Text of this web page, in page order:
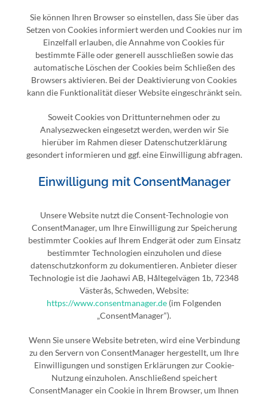
Sie können Ihren Browser so einstellen, dass Sie über das
Setzen von Cookies informiert werden und Cookies nur im
Einzelfall erlauben, die Annahme von Cookies für
bestimmte Fälle oder generell ausschließen sowie das
automatische Löschen der Cookies beim Schließen des
Browsers aktivieren. Bei der Deaktivierung von Cookies
kann die Funktionalität dieser Website eingeschränkt sein.
Soweit Cookies von Drittunternehmen oder zu
Analysezwecken eingesetzt werden, werden wir Sie
hierüber im Rahmen dieser Datenschutzerklärung
gesondert informieren und ggf. eine Einwilligung abfragen.
Einwilligung mit ConsentManager
Unsere Website nutzt die Consent-Technologie von
ConsentManager, um Ihre Einwilligung zur Speicherung
bestimmter Cookies auf Ihrem Endgerät oder zum Einsatz
bestimmter Technologien einzuholen und diese
datenschutzkonform zu dokumentieren. Anbieter dieser
Technologie ist die Jaohawi AB, Håltegelvägen 1b, 72348
Västerås, Schweden, Website:
https://www.consentmanager.de (im Folgenden
„ConsentManager“).
Wenn Sie unsere Website betreten, wird eine Verbindung
zu den Servern von ConsentManager hergestellt, um Ihre
Einwilligungen und sonstigen Erklärungen zur Cookie-
Nutzung einzuholen. Anschließend speichert
ConsentManager ein Cookie in Ihrem Browser, um Ihnen